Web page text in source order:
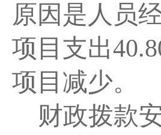
原因是人员
项目支出
项目减少。
财政拨款